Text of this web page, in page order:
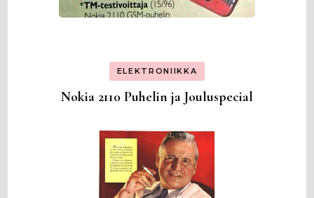
ELEKTRONIIKKA
Nokia 2110 Puhelin ja Jouluspecial